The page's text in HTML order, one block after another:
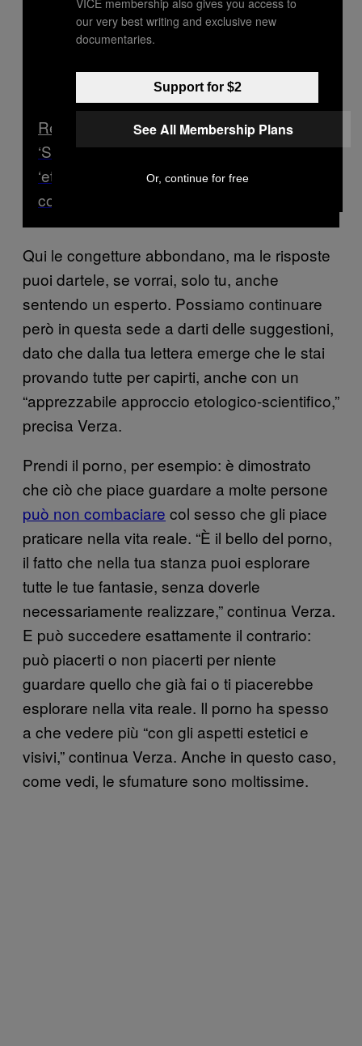
Read Next
‘Sono bisessuale?’: Guida per donne
‘etero’ che vogliono esplorare il sesso
con altre donne
Qui le congetture abbondano, ma le risposte
puoi dartele, se vorrai, solo tu, anche
sentendo un esperto. Possiamo continuare
però in questa sede a darti delle suggestioni,
dato che dalla tua lettera emerge che le stai
provando tutte per capirti, anche con un
“apprezzabile approccio etologico-scientifico,”
precisa Verza.
Prendi il porno, per esempio: è dimostrato
che ciò che piace guardare a molte persone
può non combaciare col sesso che gli piace
praticare nella vita reale. “È il bello del porno,
il fatto che nella tua stanza puoi esplorare
tutte le tue fantasie, senza doverle
necessariamente realizzare,” continua Verza.
E può succedere esattamente il contrario:
può piacerti o non piacerti per niente
guardare quello che già fai o ti piacerebbe
esplorare nella vita reale. Il porno ha spesso
a che vedere più “con gli aspetti estetici e
visivi,” continua Verza. Anche in questo caso,
come vedi, le sfumature sono moltissime.
our very best writing and exclusive new
documentaries.
Support for $2
See All Membership Plans
Or, continue for free